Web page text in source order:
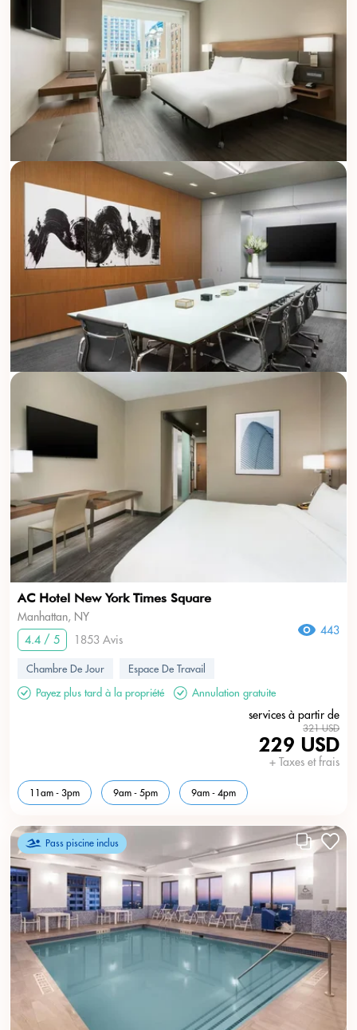
AC Hotel New York Times Square
Manhattan, NY
4.4 / 5
1853 Avis
443
Chambre De Jour
Espace De Travail
Payez plus tard à la propriété
Annulation gratuite
services à partir de
321 USD
229 USD
+ Taxes et frais
11am - 3pm 9am - 5pm 9am - 4pm
Pass piscine inclus